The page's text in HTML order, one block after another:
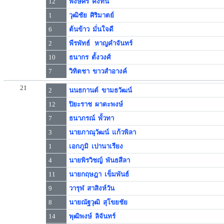
1
วุฒิชัย ศิริมาตย์
6
ต้นข้าว มั่นใจดี
2
พีรพัทธ์ หาญคำจันทร์
10
ธนากร ตั้งวงศ์
7
วิทิตชา ขาวสำอางค์
21 2
นนธกานต์ ขามธวัฒน์
12
ปิยะราช ผาตะพงษ์
7
ธนาภรณ์ พั้วทา
3
นายภาณุวัฒน์ แก้วพิลา
1
เอกภูมิ เปานาเรียง
4
นายพิรวิชญ์ พันธสีลา
11
นายกฤษฎา เข็มพันธ์
9
วารุฬ สาสิงห์วัน
8
นายณัฐวุฒิ สุโขยชัย
14
พุฒิพงษ์ ลิจันทร์